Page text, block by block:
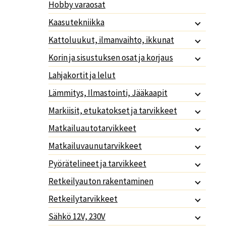
Hobby varaosat
Kaasutekniikka
Kattoluukut, ilmanvaihto, ikkunat
Korin ja sisustuksen osat ja korjaus
Lahjakortit ja lelut
Lämmitys, Ilmastointi, Jääkaapit
Markiisit, etukatokset ja tarvikkeet
Matkailuautotarvikkeet
Matkailuvaunutarvikkeet
Pyörätelineet ja tarvikkeet
Retkeilyauton rakentaminen
Retkeilytarvikkeet
Sähkö 12V, 230V